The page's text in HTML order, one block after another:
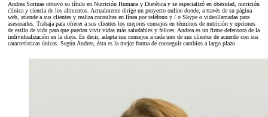
Andrea Sorinas obtuvo su título en Nutrición Humana y Dietética y se especializó en obesidad, nutrición
clínica y ciencia de los alimentos. Actualmente dirige un proyecto online donde, a través de su página
web, atiende a sus clientes y realiza consultas en línea por teléfono y / o Skype o videollamadas para
asesorarles. Trabaja para ofrecer a sus clientes los mejores consejos en términos de nutrición y opciones
de estilo de vida para que puedan vivir vidas más saludables y felices. Andrea es un firme defensora de la
individualización en la dieta. Es decir, adapta sus consejos a cada uno de sus clientes de acuerdo con sus
características únicas. Según Andrea, ésta es la mejor forma de conseguir cambios a largo plazo.